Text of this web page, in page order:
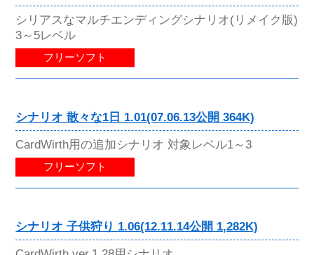
シリアスなマルチエンディングシナリオ(リメイク版)
3～5レベル
フリーソフト
シナリオ 散々な1日 1.01(07.06.13公開 364K)
CardWirth用の追加シナリオ 対象レベル1～3
フリーソフト
シナリオ 子供狩り 1.06(12.11.14公開 1,282K)